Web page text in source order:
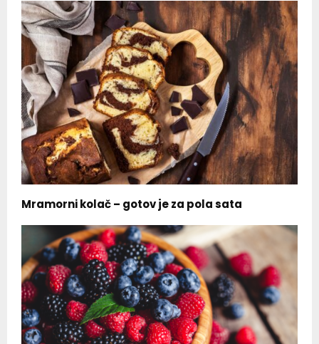
Mramorni kolač – gotov je za pola sata